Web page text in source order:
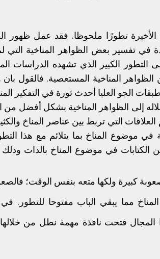
تطورًا ملحوظا. فقد عمل ظهور
في تفسير بعض الظواهر المناخية
التطور الكبير الذي تشهده الدراسات
الظواهر المناخية المستعصية. فالقول
الجو العليا أحدث ثورة في التفكير
إلى الظواهر المناخية بشكل أفضل
التي تربط بين عناصر المناخ
في موضوع المناخ بما يتلائم مع هذا
الكتابات في موضوع المناخ بالذات وذلك
صعوبة كبيرة ولكها متعه بنفس الوقت؛
مما يبقي الباب مفتوحا للتطور.
المجال فتحت نافذة مهمة نطل من